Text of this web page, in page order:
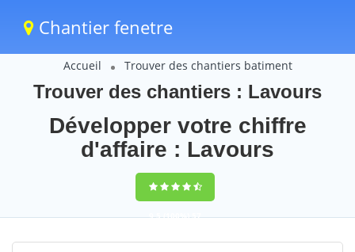
Chantier fenetre
Accueil Trouver des chantiers batiment
Trouver des chantiers : Lavours
Développer votre chiffre
d'affaire : Lavours
9,5(100%)57
votes